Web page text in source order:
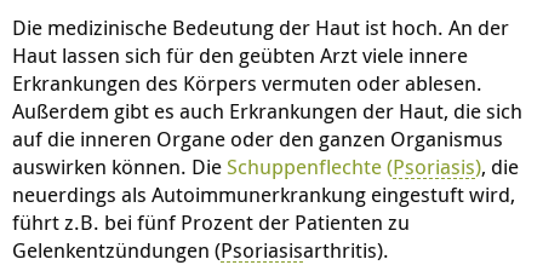
Die medizinische Bedeutung der Haut ist hoch. An der
Haut lassen sich für den geübten Arzt viele innere
Erkrankungen des Körpers vermuten oder ablesen.
Außerdem gibt es auch Erkrankungen der Haut, die sich
auf die inneren Organe oder den ganzen Organismus
auswirken können. DieSchuppenflechte (Psoriasis), die
neuerdings als Autoimmunerkrankung eingestuft wird,
führt z.B. bei fünf Prozent der Patienten zu
Gelenkentzündungen (Psoriasisarthritis).